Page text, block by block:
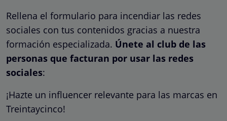
Rellena el formulario para incendiar las redes
sociales con tus contenidos gracias a nuestra
formación especializada. Únete al club de las
personas que facturan por usar las redes
sociales:
¡Hazte un influencer relevante para las marcas en
Treintaycinco!